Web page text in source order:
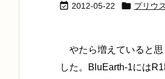
 2012-05-22  プリウス
やたら増えていると思
した。BluEarth-1には